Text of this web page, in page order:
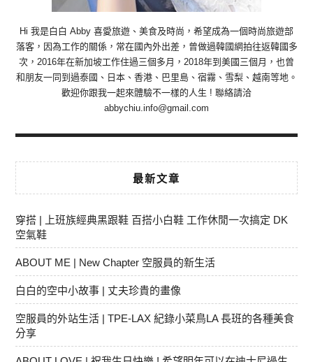
Hi 我是白白 Abby 喜愛旅遊、美食及時尚，希望成為一個時尚旅遊部
落客，因為工作的關係，常在國內外出差，曾做過韓國網拍往返韓國多
次，2016年在新加坡工作住過三個多月，2018年到美國三個月，也曾
和朋友一同到過泰國、日本、香港、巴里島、宿霧、雪梨、越南等地。
歡迎你跟我一起來體驗不一樣的人生 ! 聯絡請洽
abbychiu.info@gmail.com
最新文章
穿搭 | 上班族經典黑跟鞋 百搭小白鞋 工作休閒一次搞定 DK
空氣鞋
ABOUT ME | New Chapter 空服員的新生活
白白的空中小故事 | 丈夫珍貴的畫像
空服員的外站生活 | TPE-LAX 紀錄小菜鳥LA 長班的各種美食
分享